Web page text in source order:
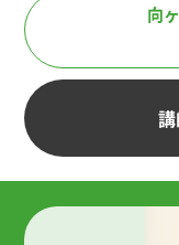
向